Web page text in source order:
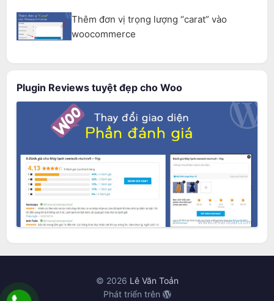
Thêm đơn vị trọng lượng “carat” vào
woocommerce
Plugin Reviews tuyệt đẹp cho Woo
© 2026 Lê Văn Toản
Phát triển trên